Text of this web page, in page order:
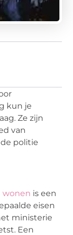
kun je
Ze zijn
van
politie
wonen is een
eisen
ministerie
Een